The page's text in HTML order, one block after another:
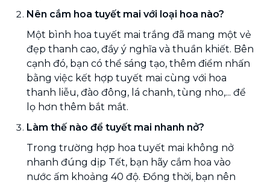
Nên cắm hoa tuyết mai với loại hoa nào?
Một bình hoa tuyết mai trắng đã mang một vẻ
đẹp thanh cao, đầy ý nghĩa và thuần khiết. Bên
cạnh đó, bạn có thể sáng tạo, thêm điểm nhấn
bằng việc kết hợp tuyết mai cùng với hoa
thanh liễu, đào đông, lá chanh, tùng nho,... để
lọ hơn thêm bắt mắt.
Làm thế nào để tuyết mai nhanh nở?
Trong trường hợp hoa tuyết mai không nở
nhanh đúng dịp Tết, bạn hãy cắm hoa vào
nước ấm khoảng 40 độ. Đồng thời, bạn nên